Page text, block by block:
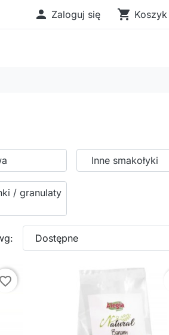
 Zaloguj się shopping_cart Koszyk
Inne smakołyki
/ granulaty
Dostępne
favorite_border